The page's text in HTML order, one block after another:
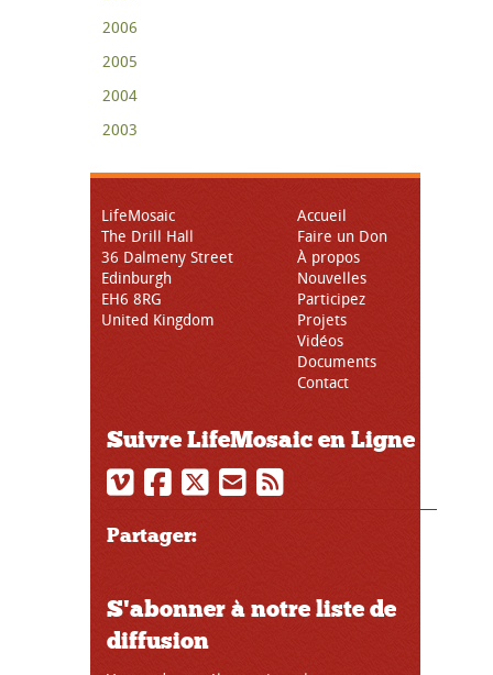
2006
2005
2004
2003
LifeMosaic
The Drill Hall
36 Dalmeny Street
Edinburgh
EH6 8RG
United Kingdom
Accueil
Faire un Don
À propos
Nouvelles
Participez
Projets
Vidéos
Documents
Contact
Suivre LifeMosaic en Ligne
Partager:
S'abonner à notre liste de
diffusion